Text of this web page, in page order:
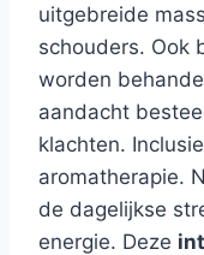
uitgebreide
schouders. Ook
worden
aandacht
klachten.
aromatherapie.
de dagelijkse
energie. Deze